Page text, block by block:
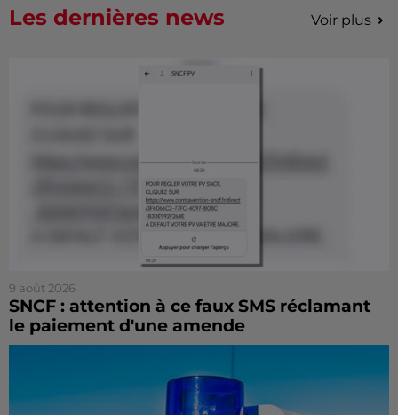
Les dernières news Voir plus
9 août 2026
SNCF : attention à ce faux SMS réclamant
le paiement d'une amende